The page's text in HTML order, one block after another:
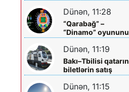
Dünən, 11:28
“Qarabağ” –
“Dinamo”
biletləri satışa
çıxarılır
Dünən, 11:19
Bakı–Tbilisi
biletlərin satış
müddəti artırılır
Dünən, 11:15